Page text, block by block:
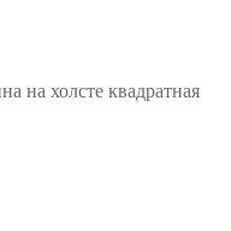
на холсте квадратная